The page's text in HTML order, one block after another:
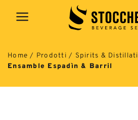
Home / Prodotti / Spirits & Distillati
Ensamble Espadìn & Barril